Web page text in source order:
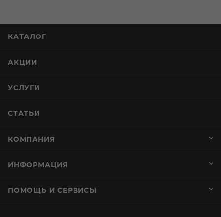
КАТАЛОГ
АКЦИИ
УСЛУГИ
СТАТЬИ
КОМПАНИЯ
ИНФОРМАЦИЯ
ПОМОЩЬ И СЕРВИСЫ